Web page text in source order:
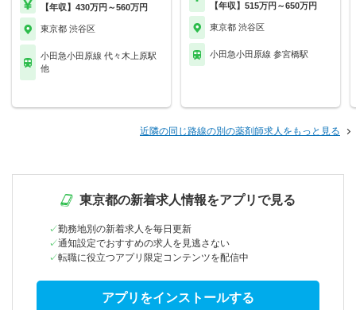
【年収】430万円～560万円
東京都 渋谷区
小田急小田原線 代々木上原駅
他
【年収】515万円～650万円
東京都 渋谷区
小田急小田原線 参宮橋駅
近隣の同じ路線の別の薬剤師求人をもっと見る
東京都の新着求人情報をアプリで見る
勤務地別の新着求人を毎日更新
通知設定でおすすめの求人を見逃さない
転職に役立つアプリ限定コンテンツを配信中
アプリをインストールする